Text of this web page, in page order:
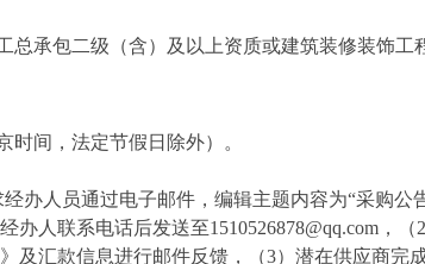
总承包二级（含）及以上资质或建筑装修装饰工
时间，法定节假日除外）。
经办人员通过电子邮件，编辑主题内容为“采购公
办人联系电话后发送至1510526878@qq.com ，（2
及汇款信息进行邮件反馈，（3）潜在供应商完